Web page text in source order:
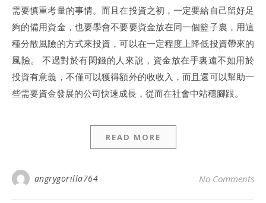
需要慎重考量的事情。而且在投資之初，一定要給自己留好足
夠的備用資金，也要學會不要要資金放在同一個籃子裏，用這
種分散風險的方式來投資，可以在一定程度上降低投資帶來的
風險。 不過對於有閑錢的人來說，資金放在手裏遠不如用於
投資有意義，不僅可以獲得額外的收收入，而且還可以幫助一
些需要資金發展的公司快速成長，從而在社會中站穩腳跟。
READ MORE
angrygorilla764 No Comments